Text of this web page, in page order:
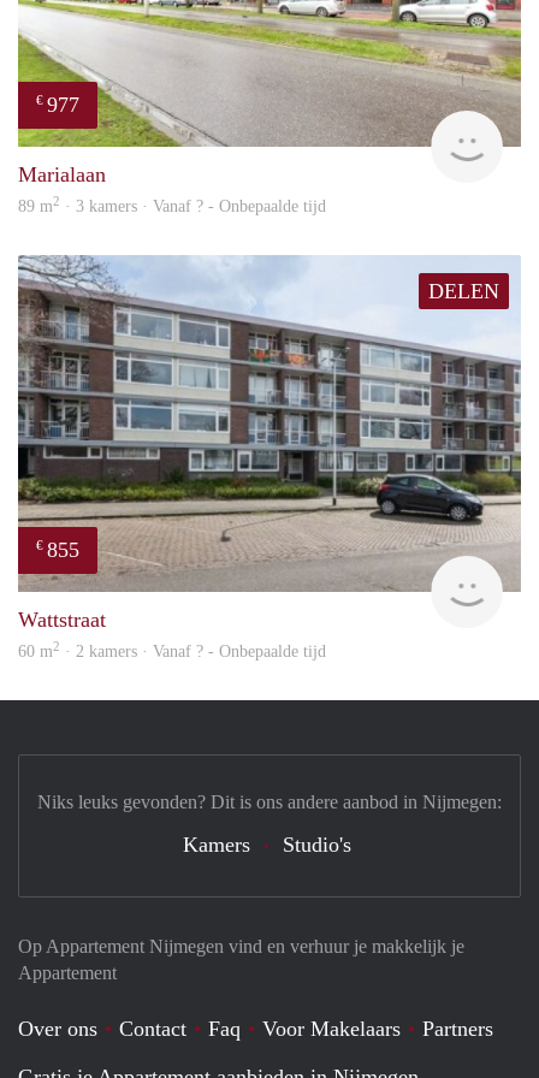
€ 977
Marialaan
89 m2 · 3 kamers · Vanaf ? - Onbepaalde tijd
DELEN
€ 855
Wattstraat
60 m2 · 2 kamers · Vanaf ? - Onbepaalde tijd
Op Appartement Nijmegen vind en verhuur je makkelijk je
Appartement
Over ons Contact Faq Voor Makelaars
Partners
Niks leuks gevonden? Dit is ons andere aanbod in Nijmegen:
Kamers Studio's